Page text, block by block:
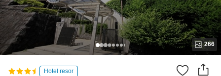
266
Hotel resor